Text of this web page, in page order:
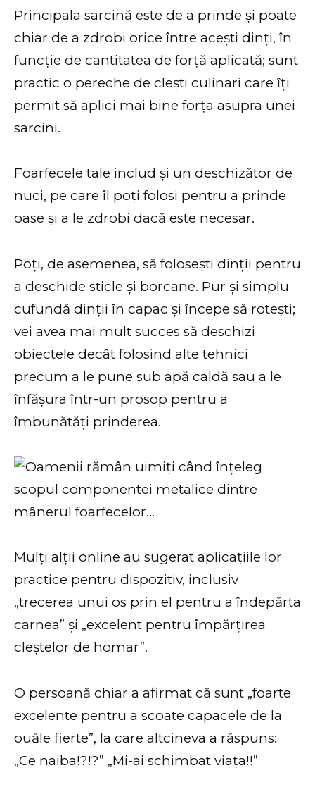
Principala sarcină este de a prinde și poate
chiar de a zdrobi orice între acești dinți, în
funcție de cantitatea de forță aplicată; sunt
practic o pereche de clești culinari care îți
permit să aplici mai bine forța asupra unei
sarcini.
Foarfecele tale includ și un deschizător de
nuci, pe care îl poți folosi pentru a prinde
oase și a le zdrobi dacă este necesar.
Poți, de asemenea, să folosești dinții pentru
a deschide sticle și borcane. Pur și simplu
cufundă dinții în capac și începe să rotești;
vei avea mai mult succes să deschizi
obiectele decât folosind alte tehnici
precum a le pune sub apă caldă sau a le
înfășura într-un prosop pentru a
îmbunătăți prinderea.
Mulți alții online au sugerat aplicațiile lor
practice pentru dispozitiv, inclusiv
„trecerea unui os prin el pentru a îndepărta
carnea” și „excelent pentru împărțirea
cleștelor de homar”.
O persoană chiar a afirmat că sunt „foarte
excelente pentru a scoate capacele de la
ouăle fierte”, la care altcineva a răspuns:
„Ce naiba!?!?” „Mi-ai schimbat viața!!”